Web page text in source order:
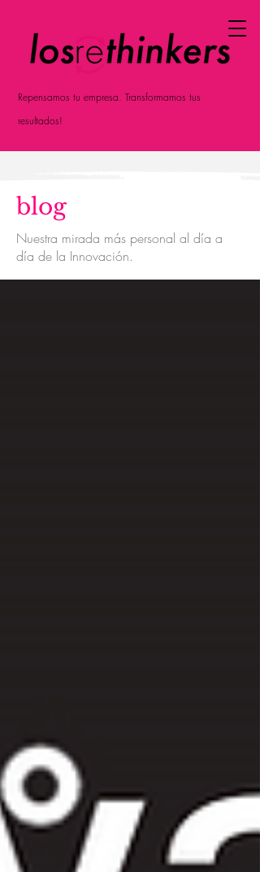
Repensamos tu empresa. Transformamos tus
resultados!
blog
Nuestra mirada más personal al día a
día de la Innovación.